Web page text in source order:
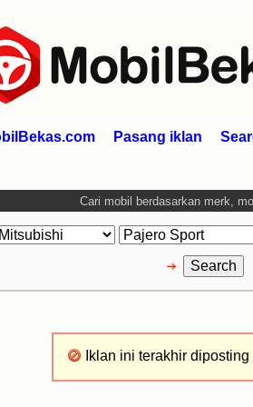
Pasang iklan
Cari mobil berdasarkan merk,
Iklan ini terakhir diposting